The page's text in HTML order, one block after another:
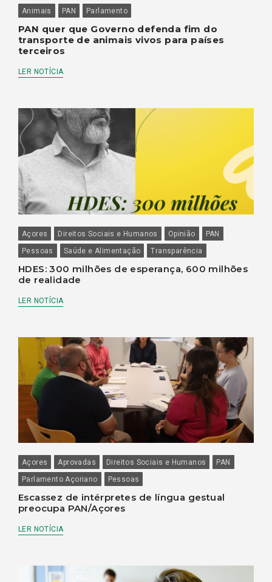
Animais PAN Parlamento
PAN quer que Governo defenda fim do
transporte de animais vivos para países
terceiros
LER NOTÍCIA
Açores Direitos Sociais e Humanos Opinião
PAN
Pessoas
Saúde e Alimentação Transparência
HDES: 300 milhões de esperança, 600 milhões
de realidade
LER NOTÍCIA
Açores Aprovadas Direitos Sociais e Humanos
PAN
Parlamento Açoriano
Pessoas
Escassez de intérpretes de língua gestual
preocupa PAN/Açores
LER NOTÍCIA